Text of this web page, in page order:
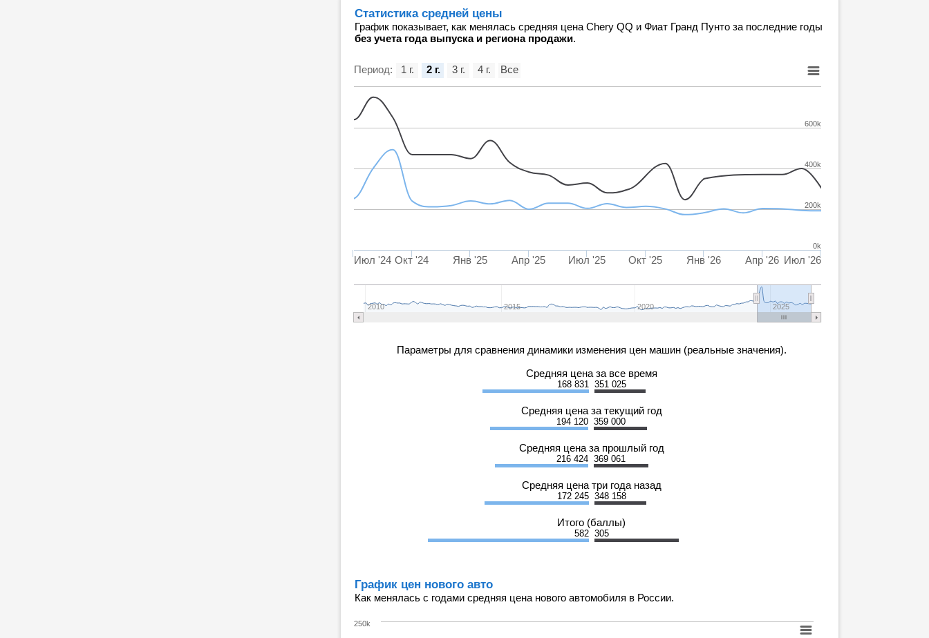
Статистика средней цены
График показывает, как менялась средняя цена Chery QQ и Фиат Гранд Пунто за последние годы
без учета года выпуска и региона продажи.
Период:
Июл '24 Окт '24 Янв '25 Апр '25 Июл '25 Окт '25 Янв '26 Апр '26 Июл '26
2010 2015 2020 2025
200k
400k
600k
0k
1 г. 2 г. 3 г. 4 г. Все
Параметры для сравнения динамики изменения цен машин (реальные значения).
Средняя цена за все время
168 831 351 025
Средняя цена за текущий год
194 120 359 000
Средняя цена за прошлый год
216 424 369 061
Средняя цена три года назад
172 245 348 158
Итого (баллы)
582 305
График цен нового авто
Как менялась с годами средняя цена нового автомобиля в России.
250k